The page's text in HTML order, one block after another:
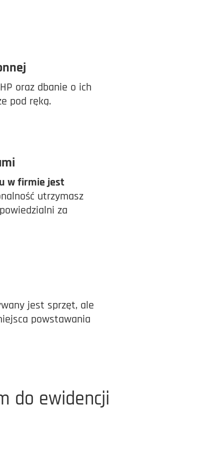
oraz dbanie o ich
pod ręką.
w firmie jest
utrzymasz
za
jest sprzęt, ale
powstawania
do ewidencji